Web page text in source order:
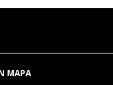
MAPA